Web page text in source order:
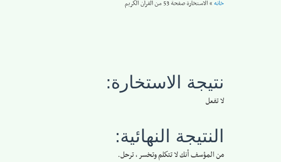
خانه»الاستخارة صفحة 53 من القرآن الكريم
نتيجة الاستخارة:
لا تفعل
النتيجة النهائية:
من المؤسف أنك لا تتكلم وتخسر ​​، ترحل.